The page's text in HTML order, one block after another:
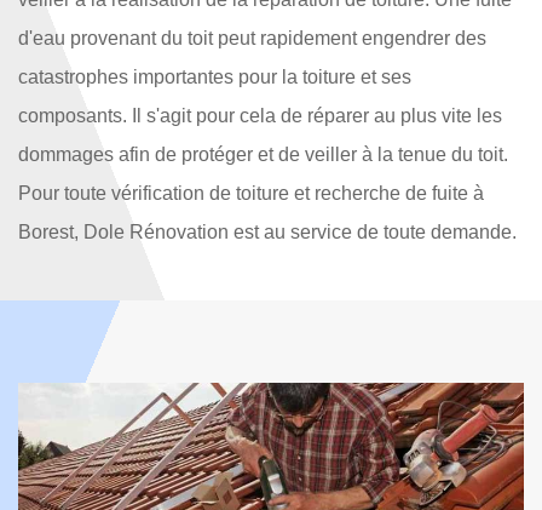
d'eau provenant du toit peut rapidement engendrer des
catastrophes importantes pour la toiture et ses
composants. Il s'agit pour cela de réparer au plus vite les
dommages afin de protéger et de veiller à la tenue du toit.
Pour toute vérification de toiture et recherche de fuite à
Borest, Dole Rénovation est au service de toute demande.